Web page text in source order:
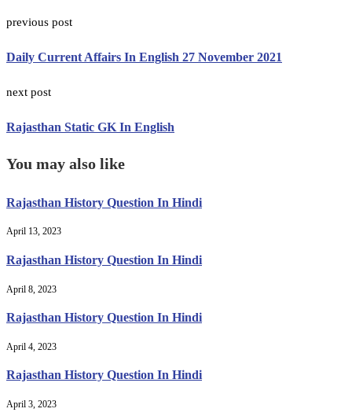
previous post
Daily Current Affairs In English 27 November 2021
next post
Rajasthan Static GK In English
You may also like
Rajasthan History Question In Hindi
April 13, 2023
Rajasthan History Question In Hindi
April 8, 2023
Rajasthan History Question In Hindi
April 4, 2023
Rajasthan History Question In Hindi
April 3, 2023